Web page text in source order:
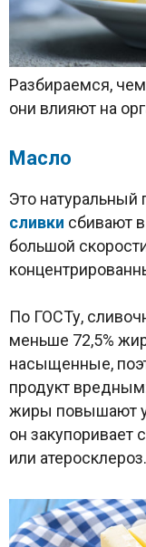
Разбираемся,
они влияют на
Масло
Это натуральный
сливки сбивают
большой
По ГОСТу,
меньше 72,5%
насыщенные,
продукт
жиры повышают
он закупоривает
или атеросклероз.